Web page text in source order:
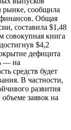
рынке, сообщила
Общая
составила $1,48
совокупная книга
$4,2
дефицита
— на
средств будет
В частности,
развития
заявок на